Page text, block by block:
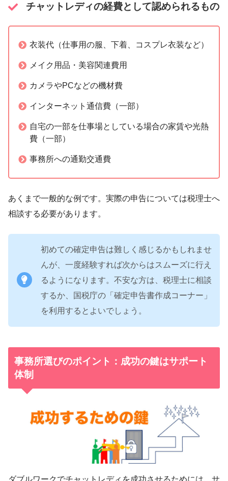
チャットレディの経費として認められるもの
衣装代（仕事用の服、下着、コスプレ衣装など）
メイク用品・美容関連費用
カメラやPCなどの機材費
インターネット通信費（一部）
自宅の一部を仕事場としている場合の家賃や光熱
費（一部）
事務所への通勤交通費
あくまで一般的な例です。実際の申告については税理士へ
相談する必要があります。
初めての確定申告は難しく感じるかもしれませ
んが、一度経験すれば次からはスムーズに行え
るようになります。不安な方は、税理士に相談
するか、国税庁の「確定申告書作成コーナー」
を利用するとよいでしょう。
事務所選びのポイント：成功の鍵はサポート
体制
ダブルワークでチャットレディを成功させるためには、サ